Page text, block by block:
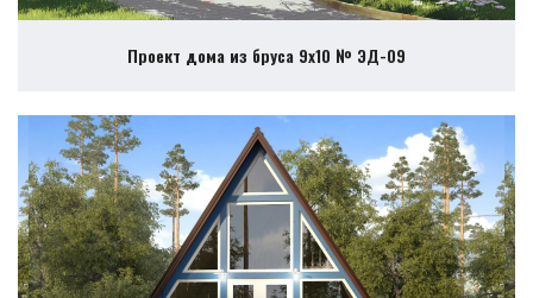
Проект дома из бруса 9х10 № ЭД-09